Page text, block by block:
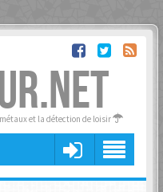
et la détection de loisir